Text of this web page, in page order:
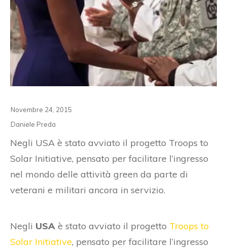
Novembre 24, 2015
Daniele Preda
Negli USA è stato avviato il progetto Troops to
Solar Initiative, pensato per facilitare l’ingresso
nel mondo delle attività green da parte di
veterani e militari ancora in servizio.
Negli USA è stato avviato il progetto Troops to
Solar Initiative, pensato per facilitare l’ingresso